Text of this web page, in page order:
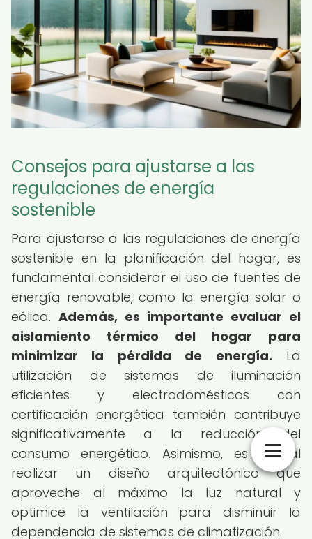
Consejos para ajustarse a las
regulaciones de energía
sostenible
Para ajustarse a las regulaciones de energía
sostenible en la planificación del hogar, es
fundamental considerar el uso de fuentes de
energía renovable, como la energía solar o
eólica. Además, es importante evaluar el
aislamiento térmico del hogar para
minimizar la pérdida de energía. La
utilización de sistemas de iluminación
eficientes y electrodomésticos con
certificación energética también contribuye
significativamente a la reducción del
consumo energético. Asimismo, es crucial
realizar un diseño arquitectónico que
aproveche al máximo la luz natural y
optimice la ventilación para disminuir la
dependencia de sistemas de climatización.